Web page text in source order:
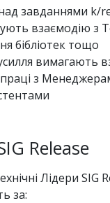
завданнями k/
взаємодію з
бібліотек тощо
вимагають
з
Release
Лідери SIG
за: